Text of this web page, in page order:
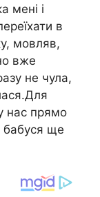
мені і
в
мовляв,
вже
не чула,
у нас прямо
бабуся ще